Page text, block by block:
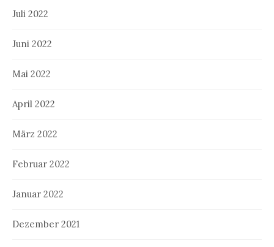
Juli 2022
Juni 2022
Mai 2022
April 2022
März 2022
Februar 2022
Januar 2022
Dezember 2021